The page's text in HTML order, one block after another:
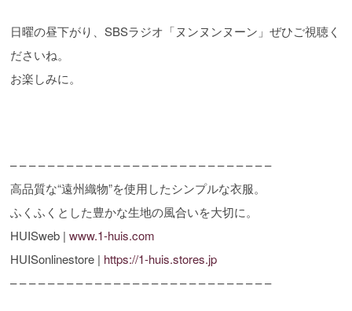
日曜の昼下がり、SBSラジオ「ヌンヌンヌーン」ぜひご視聴く
ださいね。
お楽しみに。
– – – – – – – – – – – – – – – – – – – – – – – – – – – –
高品質な“遠州織物”を使用したシンプルな衣服。
ふくふくとした豊かな生地の風合いを大切に。
HUISweb |www.1-huis.com
HUISonlinestore | https://1-huis.stores.jp
– – – – – – – – – – – – – – – – – – – – – – – – – – – –